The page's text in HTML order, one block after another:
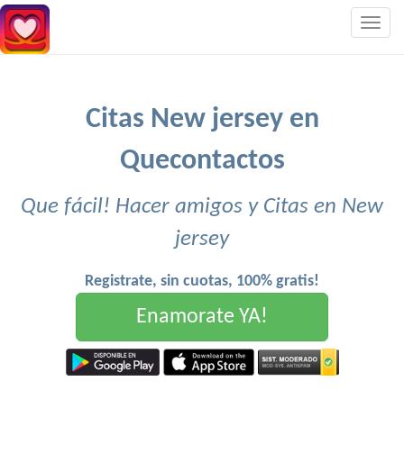
Citas New jersey en
Quecontactos
Que fácil! Hacer amigos y Citas en New
jersey
Registrate, sin cuotas, 100% gratis!
Enamorate YA!